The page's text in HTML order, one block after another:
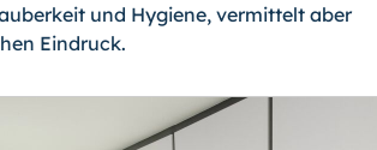
und Hygiene, vermittelt aber
Eindruck.